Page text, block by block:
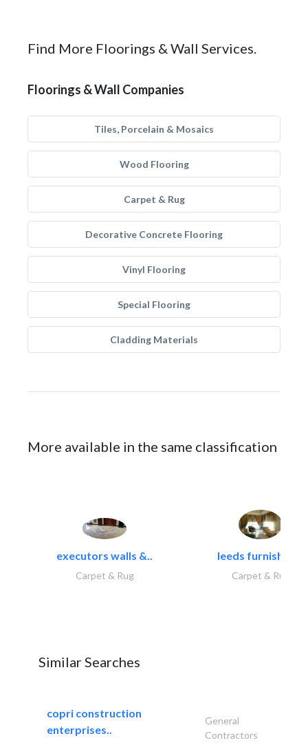
Find More Floorings & Wall Services.
Floorings & Wall Companies
Tiles, Porcelain & Mosaics
Wood Flooring
Carpet & Rug
Decorative Concrete Flooring
Vinyl Flooring
Special Flooring
Cladding Materials
More available in the same classification
executors walls &..
Carpet & Rug
leeds furnishings
Carpet & Rug
Similar Searches
copri construction
enterprises..
General
Contractors